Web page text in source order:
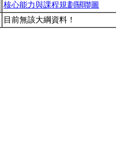
核心能力與課程規劃關聯圖
目前無該大綱資料！